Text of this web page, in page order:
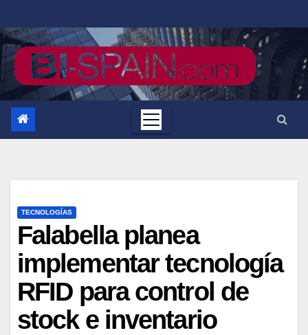
al
contenido
TECNOLOGÍAS
Falabella planea
implementar tecnología
RFID para control de
stock e inventario